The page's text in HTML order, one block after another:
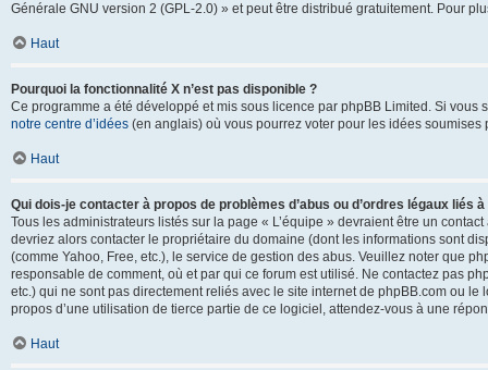
Générale GNU version 2 (GPL-2.0) » et peut être distribué gratuitement. Pour
Haut
Pourquoi la fonctionnalité X n’est pas disponible ?
Ce programme a été développé et mis sous licence par phpBB Limited. Si
notre centre d’idées (en anglais) où vous pourrez voter pour les idées soumises
Haut
Qui dois-je contacter à propos de problèmes d’abus ou d’ordres légaux liés
Tous les administrateurs listés sur la page « L’équipe » devraient être un
devriez alors contacter le propriétaire du domaine (dont les informations sont
(comme Yahoo, Free, etc.), le service de gestion des abus. Veuillez noter que
responsable de comment, où et par qui ce forum est utilisé. Ne contactez pas
etc.) qui ne sont pas directement reliés avec le site internet de phpBB.com ou
propos d’une utilisation de tierce partie de ce logiciel, attendez-vous à une
Haut